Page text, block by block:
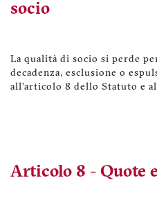
socio
La qualità di socio si perde
decadenza, esclusione o
all'articolo 8 dello Statuto e
Articolo 8 - Quote